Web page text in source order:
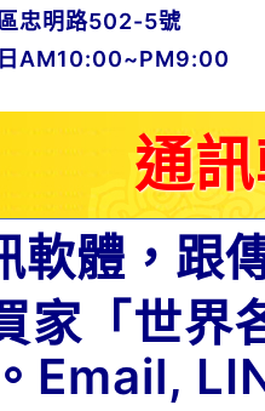
忠明路502-5號
AM10:00~PM9:00
通
軟體，跟
家「世界
Email,